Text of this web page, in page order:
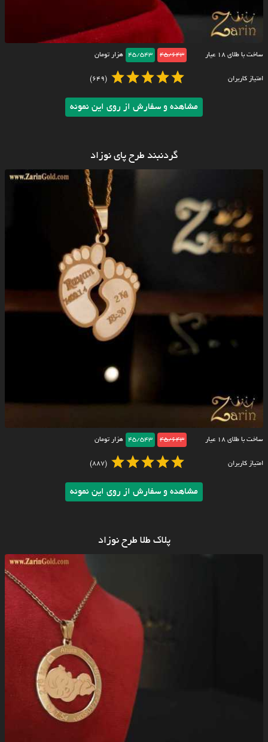
ساخت با طلای ۱۸ عیار 45/643
45/543 هزار تومان
امتیاز کاربران (649)
مشاهده و سفارش از روی این نمونه
گردنبند طرح پای نوزاد
ساخت با طلای ۱۸ عیار 45/643
45/543 هزار تومان
امتیاز کاربران (887)
مشاهده و سفارش از روی این نمونه
پلاک طلا طرح نوزاد